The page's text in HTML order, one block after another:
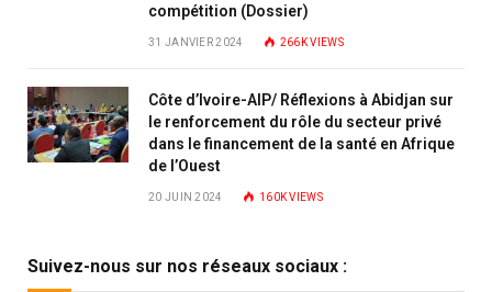
compétition (Dossier)
31 JANVIER 2024 266KVIEWS
Côte d’Ivoire-AIP/ Réflexions à Abidjan sur
le renforcement du rôle du secteur privé
dans le financement de la santé en Afrique
de l’Ouest
20 JUIN 2024 160KVIEWS
Suivez-nous sur nos réseaux sociaux :